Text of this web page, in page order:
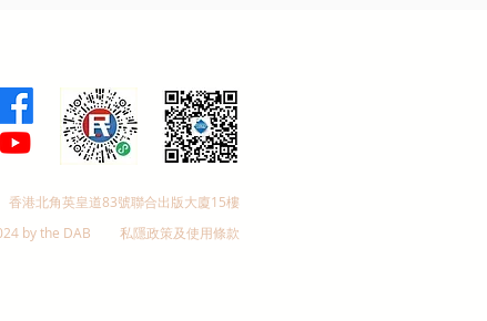
香港北角英皇道83號聯合出版大廈15樓
by the DAB
私隱政策及使用條款